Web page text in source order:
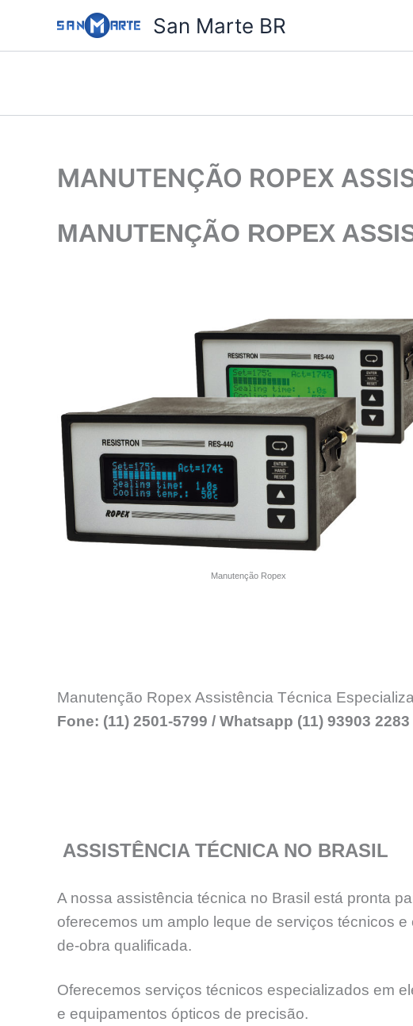
o
San Marte BR
MANUTENÇÃO ROPEX
MANUTENÇÃO ROPEX
Manutenção Ropex
Manutenção Ropex Assistência Técnica
Fone: (11) 2501-5799 / Whatsapp (11) 93903 2283
ASSISTÊNCIA TÉCNICA NO BRASIL
A nossa assistência técnica no Brasil está pronta
oferecemos um amplo leque de serviços técnicos
de-obra qualificada.
Oferecemos serviços técnicos especializados em
e equipamentos ópticos de precisão.